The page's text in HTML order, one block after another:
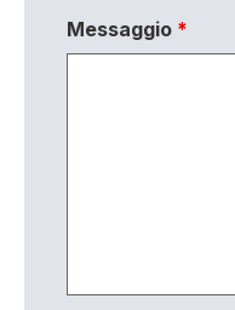
Messaggio *